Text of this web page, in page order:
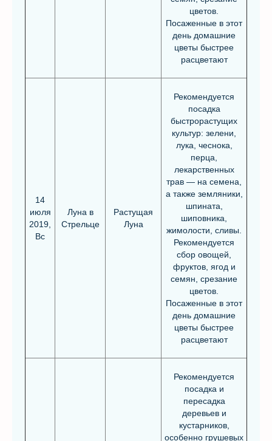
цветов.
Посаженные в этот
день домашние
цветы быстрее
расцветают
14
июля
2019,
Вс
Луна в
Стрельце
Растущая
Луна
Рекомендуется
посадка
быстрорастущих
культур: зелени,
лука, чеснока,
перца,
лекарственных
трав — на семена,
а также земляники,
шпината,
шиповника,
жимолости, сливы.
Рекомендуется
сбор овощей,
фруктов, ягод и
семян, срезание
цветов.
Посаженные в этот
день домашние
цветы быстрее
расцветают
Рекомендуется
посадка и
пересадка
деревьев и
кустарников,
особенно грушевых